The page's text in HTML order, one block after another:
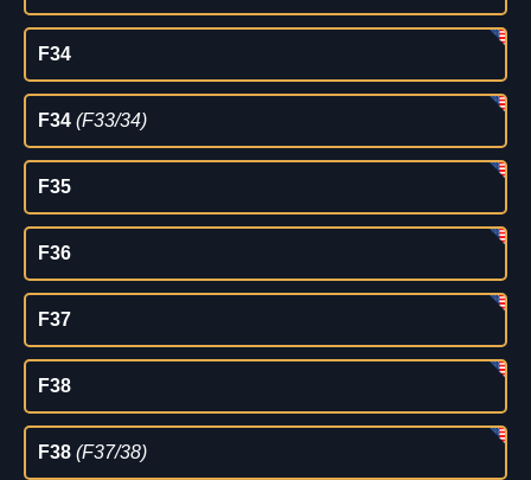
F34
F34 (F33/34)
F35
F36
F37
F38
F38 (F37/38)